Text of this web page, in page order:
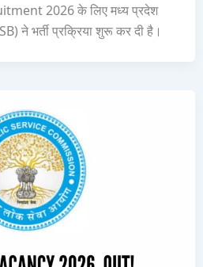
2026 के लिए मध्य प्रदेश
ने भर्ती प्रक्रिया शुरू कर दी है।